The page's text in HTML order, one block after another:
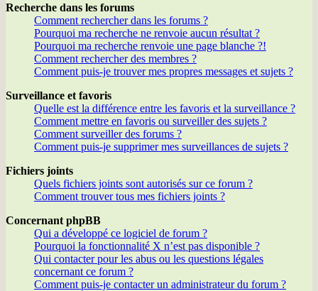
Recherche dans les forums
Comment rechercher dans les forums ?
Pourquoi ma recherche ne renvoie aucun résultat ?
Pourquoi ma recherche renvoie une page blanche ?!
Comment rechercher des membres ?
Comment puis-je trouver mes propres messages et sujets ?
Surveillance et favoris
Quelle est la différence entre les favoris et la surveillance ?
Comment mettre en favoris ou surveiller des sujets ?
Comment surveiller des forums ?
Comment puis-je supprimer mes surveillances de sujets ?
Fichiers joints
Quels fichiers joints sont autorisés sur ce forum ?
Comment trouver tous mes fichiers joints ?
Concernant phpBB
Qui a développé ce logiciel de forum ?
Pourquoi la fonctionnalité X n’est pas disponible ?
Qui contacter pour les abus ou les questions légales
concernant ce forum ?
Comment puis-je contacter un administrateur du forum ?